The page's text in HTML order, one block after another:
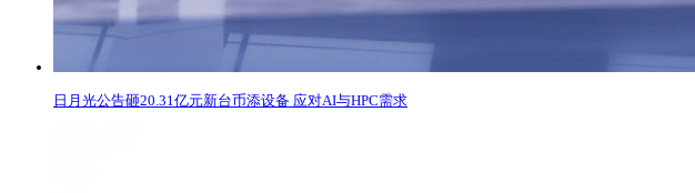
日月光公告砸20.31亿元新台币添设备 应对AI与HPC需求